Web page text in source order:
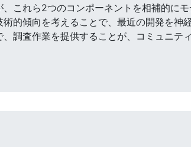
、これら2つのコンポーネントを相補的に
術的傾向を考えることで、最近の開発を神
、調査作業を提供することが、コミュニテ